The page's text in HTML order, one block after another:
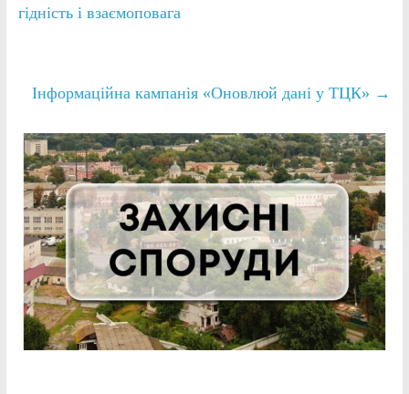
гідність і взаємоповага
Інформаційна кампанія «Оновлюй дані у ТЦК» →